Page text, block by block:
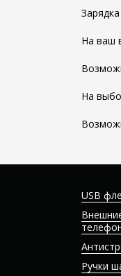
На ваш
На
USB
Ручки